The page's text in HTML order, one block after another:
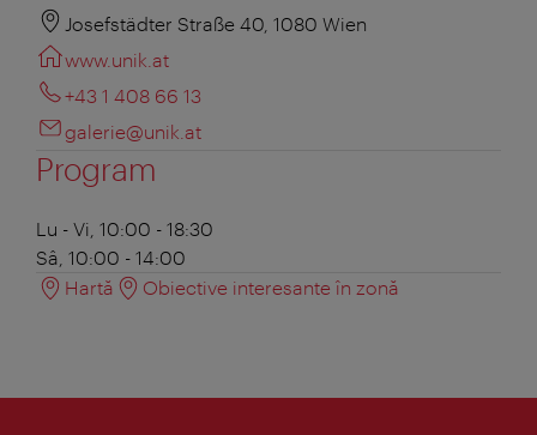
Josefstädter Straße 40, 1080 Wien
www.unik.at
+43 1 408 66 13
galerie@unik.at
Program
Lu - Vi, 10:00 - 18:30
Sâ, 10:00 - 14:00
Hartă
Obiective interesante în zonă